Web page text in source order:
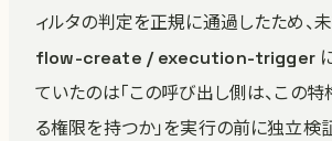
ィルタの判定を正規に通過したため、
flow-create / execution-trigger に
ていたのは「この呼び出し側は、この
る権限を持つか」を実行の前に独立検